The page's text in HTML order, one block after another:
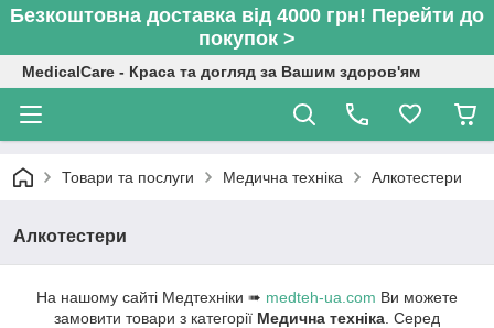
Безкоштовна доставка від 4000 грн! Перейти до
покупок >
MedicalCare - Краса та догляд за Вашим здоров'ям
Товари та послуги Медична техніка Алкотестери
Алкотестери
На нашому сайті Медтехніки ➠ medteh-ua.com Ви можете
замовити товари з категорії Медична техніка . Серед